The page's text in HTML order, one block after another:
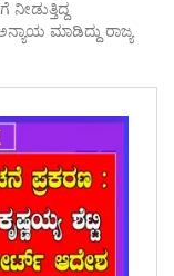
ಮಾಡಿದ್ದು ರಾಜ್ಯ